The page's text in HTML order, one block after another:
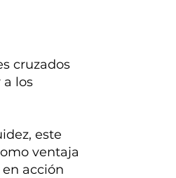
cruzados
los
este
ventaja
acción